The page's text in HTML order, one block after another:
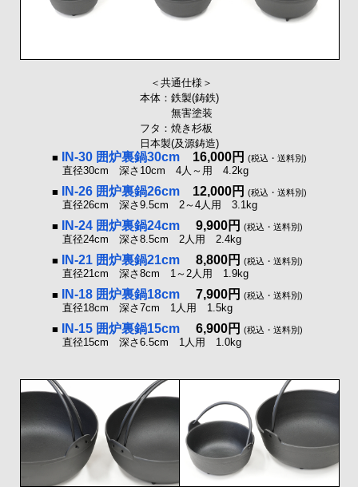
＜共通仕様＞
本体：鉄製(鋳鉄)
無害塗装
フタ：焼き杉板
日本製(及源鋳造)
■
IN-30 囲炉裏鍋30cm16,000円 (税込・送料別)
直径30cm 深さ10cm 4人～用 4.2kg
■
IN-26 囲炉裏鍋26cm12,000円 (税込・送料別)
直径26cm 深さ9.5cm 2～4人用 3.1kg
■
IN-24 囲炉裏鍋24cm9,900円 (税込・送料別)
直径24cm 深さ8.5cm 2人用 2.4kg
■
IN-21 囲炉裏鍋21cm8,800円 (税込・送料別)
直径21cm 深さ8cm 1～2人用 1.9kg
■
IN-18 囲炉裏鍋18cm7,900円 (税込・送料別)
直径18cm 深さ7cm 1人用 1.5kg
■
IN-15 囲炉裏鍋15cm6,900円 (税込・送料別)
直径15cm 深さ6.5cm 1人用 1.0kg